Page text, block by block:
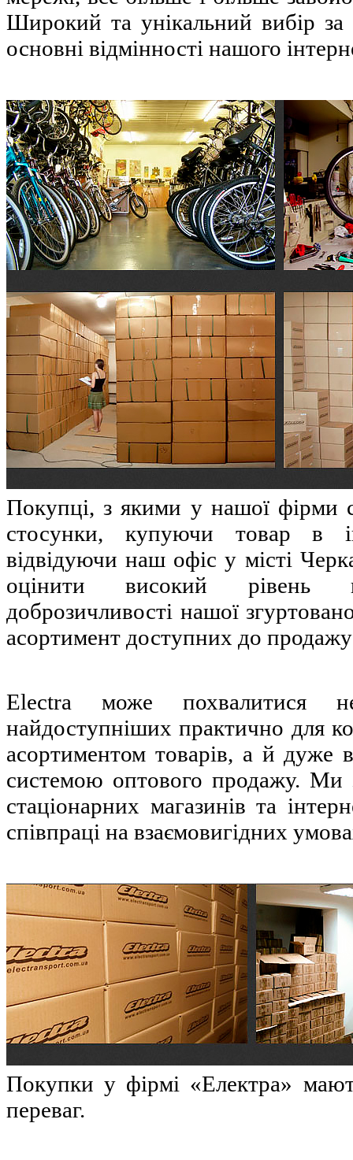
Широкий та унікальний вибір
основні відмінності нашого
Покупці, з якими у нашої фірми
стосунки, купуючи товар в
відвідуючи наш офіс у місті
оцінити високий рівень
доброзичливості нашої
асортимент доступних до продажу
Electra може
найдоступніших практично для
асортиментом товарів, а й дуже
системою оптового продажу. Ми
стаціонарних магазинів та
співпраці на взаємовигідних
Покупки у фірмі «Електра»
переваг.